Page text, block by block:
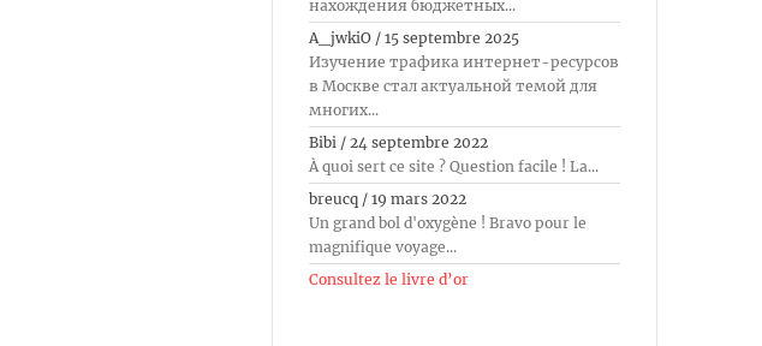
нахождения бюджетных...
A_jwkiO / 15 septembre 2025
Изучение трафика интернет-ресурсов
в Москве стал актуальной темой для
многих...
Bibi / 24 septembre 2022
À quoi sert ce site ? Question facile ! La...
breucq / 19 mars 2022
Un grand bol d'oxygène ! Bravo pour le
magnifique voyage...
Consultez le livre d’or